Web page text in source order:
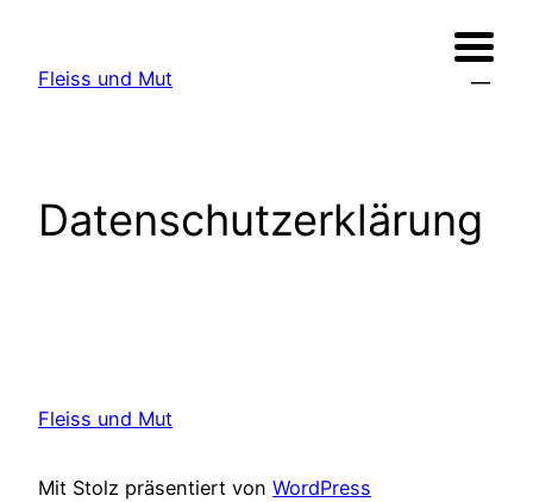
springen
Fleiss und Mut
Datenschutzerklärung
Fleiss und Mut
Mit Stolz präsentiert von WordPress